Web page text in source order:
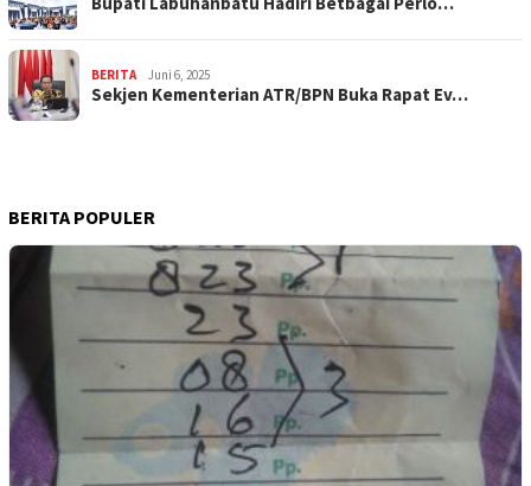
BERITA Juni 6, 2025
Sekjen Kementerian ATR/BPN Buka Rapat Ev…
BERITA POPULER